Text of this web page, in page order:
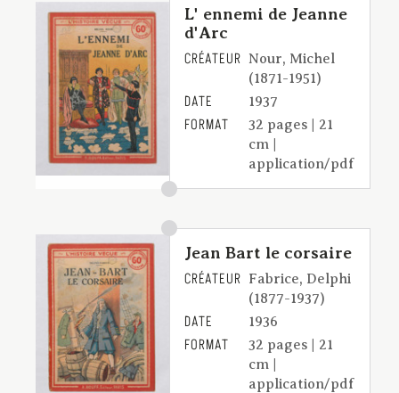
L' ennemi de Jeanne
d'Arc
CRÉATEUR Nour, Michel
(1871-1951)
DATE 1937
FORMAT
32 pages | 21
cm |
application/pdf
Jean Bart le corsaire
CRÉATEUR Fabrice, Delphi
(1877-1937)
DATE 1936
FORMAT
32 pages | 21
cm |
application/pdf